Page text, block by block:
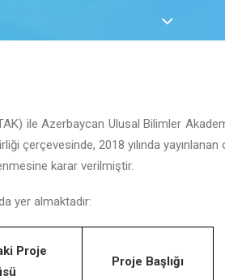
ile Azerbaycan Ulusal Bilimler
çerçevesinde, 2018 yılında yayınlanan
karar verilmiştir.
yer almaktadır:
Proje
Proje Başlığı